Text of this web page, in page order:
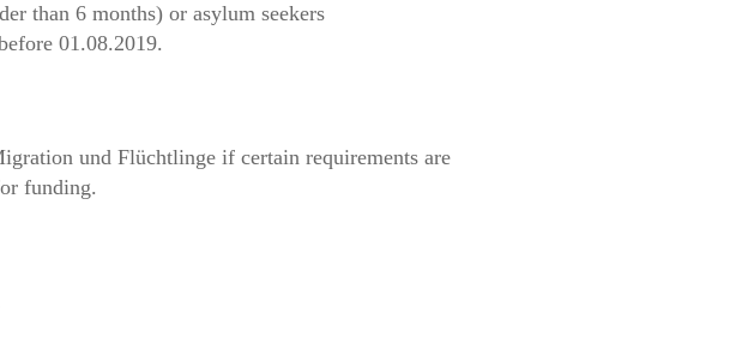
than 6 months) or asylum seekers
01.08.2019.
und Flüchtlinge if certain requirements are
funding.